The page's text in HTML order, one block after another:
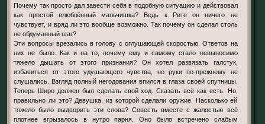
Почему так просто дал завести себя в подобную ситуацию и действовал
как простой влюблённый мальчишка? Ведь к Рите он ничего не
чувствует, и вряд ли это вообще возможно. Так почему он сделал столь
не обдуманный шаг?
Эти вопросы врезались в голову с оглушающей скоростью. Ответов на
них не было. Как и на то, почему ему и самому стало невыносимо
тяжело дышать от этого признания? Он хотел развязать галстук,
избавиться от этого удушающего чувства, но руки по-прежнему не
слушались. Взгляд полный негодования впился в глаза своей спутницы.
Теперь Широ должен был сделать свой ход. Сказать всё как есть. Но,
правильно ли это? Девушка, из которой сделали оружие. Насколько ей
тяжело было выдворить эти слова? Совесть вместе с жалостью всё
плотнее вгрызалось в нутро парня. Оно было встречено слабым